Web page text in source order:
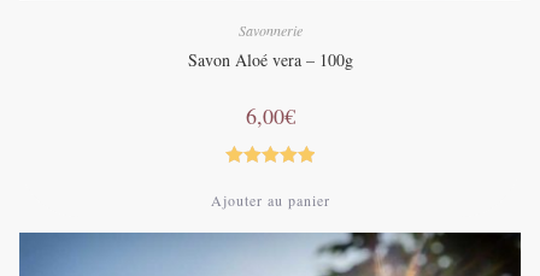
Savonnerie
Savon Aloé vera – 100g
6,00€
sur 5
Ajouter au panier